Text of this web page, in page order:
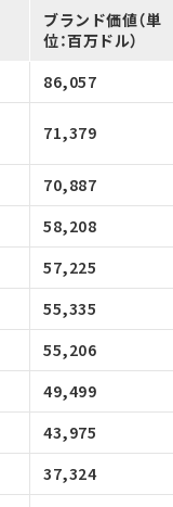
ブランド価値（単
位：百万ドル）
86,057
71,379
70,887
58,208
57,225
55,335
55,206
49,499
43,975
37,324